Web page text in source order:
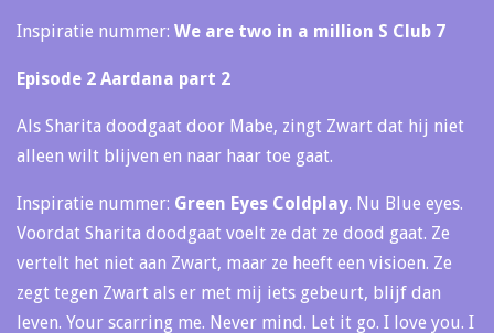
Inspiratie nummer: We are two in a million S Club 7
Episode 2 Aardana part 2
Als Sharita doodgaat door Mabe, zingt Zwart dat hij niet
alleen wilt blijven en naar haar toe gaat.
Inspiratie nummer: Green Eyes Coldplay. Nu Blue eyes.
Voordat Sharita doodgaat voelt ze dat ze dood gaat. Ze
vertelt het niet aan Zwart, maar ze heeft een visioen. Ze
zegt tegen Zwart als er met mij iets gebeurt, blijf dan
leven. Your scarring me. Never mind. Let it go. I love you. I